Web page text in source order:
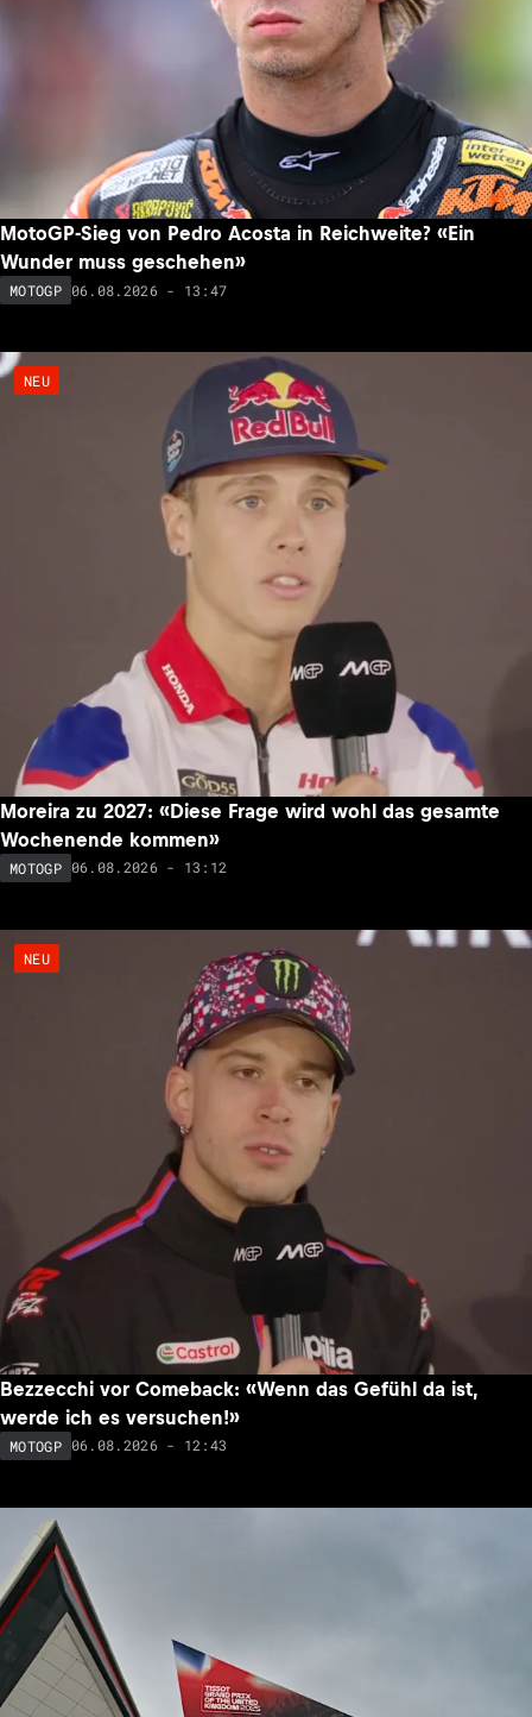
MotoGP-Sieg von Pedro Acosta in Reichweite? «Ein
Wunder muss geschehen»
MOTOGP 06.08.2026 - 13:47
NEU
Moreira zu 2027: «Diese Frage wird wohl das gesamte
Wochenende kommen»
MOTOGP 06.08.2026 - 13:12
NEU
Bezzecchi vor Comeback: «Wenn das Gefühl da ist,
werde ich es versuchen!»
MOTOGP 06.08.2026 - 12:43